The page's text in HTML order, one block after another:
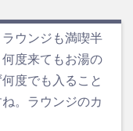
ウンジも満喫半
度来てもお湯の
度でも入ること
。ラウンジのカ